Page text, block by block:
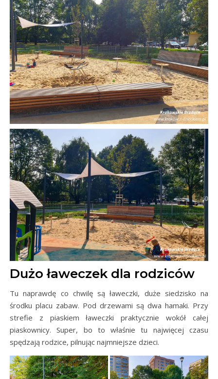
Dużo ławeczek dla rodziców
Tu naprawdę co chwilę są ławeczki, duże siedzisko na
środku placu zabaw. Pod drzewami są dwa hamaki. Przy
strefie z piaskiem ławeczki praktycznie wokół całej
piaskownicy. Super, bo to właśnie tu najwięcej czasu
spędzają rodzice, pilnując najmniejsze dzieci.